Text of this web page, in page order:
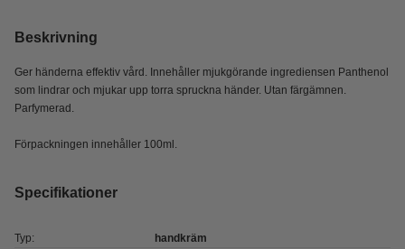
Beskrivning
Ger händerna effektiv vård. Innehåller mjukgörande ingrediensen Panthenol
som lindrar och mjukar upp torra spruckna händer. Utan färgämnen.
Parfymerad.
Förpackningen innehåller 100ml.
Specifikationer
Typ: handkräm